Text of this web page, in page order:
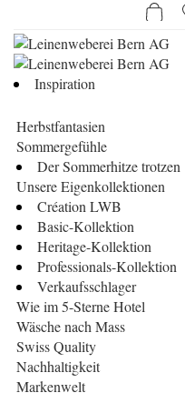
Inspiration
Herbstfantasien
Sommergefühle
Der Sommerhitze trotzen
Unsere Eigenkollektionen
Création LWB
Basic-Kollektion
Heritage-Kollektion
Professionals-Kollektion
Verkaufsschlager
Wie im 5-Sterne Hotel
Wäsche nach Mass
Swiss Quality
Nachhaltigkeit
Markenwelt